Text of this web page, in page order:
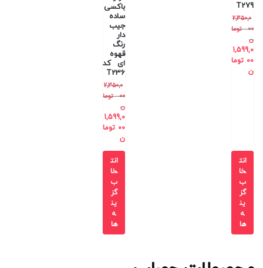
T279
2,350,0
00
توما
ن
1,599,0
00 توما
ن
انت
خا
ب
گز
ین
ه
ها
باکسی
ساده
جیب
دار
رنگ
قهوه
ای کد
T236
2,350,0
00
توما
ن
1,599,0
00 توما
ن
انت
خا
ب
گز
ین
ه
ها